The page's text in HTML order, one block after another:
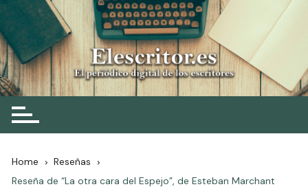
Skip
to
content
Elescritor.es
El periódico digital de los escritores
Home
Reseñas
Reseña de “La otra cara del Espejo”, de Esteban Marchant